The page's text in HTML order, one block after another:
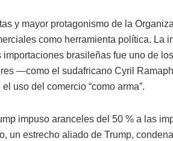
y mayor protagonismo de la
como herramienta política. La
brasileñas fue uno de
—como el sudafricano Cyril
uso del comercio “como arma”.
impuso aranceles del 50 % a las
un estrecho aliado de Trump,